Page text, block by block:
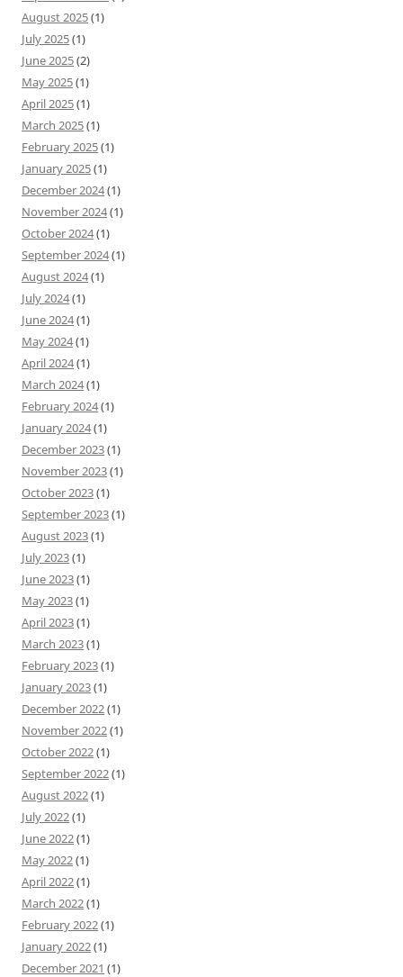
August 2025(1)
July 2025(1)
June 2025(2)
May 2025(1)
April 2025(1)
March 2025(1)
February 2025(1)
January 2025(1)
December 2024(1)
November 2024(1)
October 2024(1)
September 2024(1)
August 2024(1)
July 2024(1)
June 2024(1)
May 2024(1)
April 2024(1)
March 2024(1)
February 2024(1)
January 2024(1)
December 2023(1)
November 2023(1)
October 2023(1)
September 2023(1)
August 2023(1)
July 2023(1)
June 2023(1)
May 2023(1)
April 2023(1)
March 2023(1)
February 2023(1)
January 2023(1)
December 2022(1)
November 2022(1)
October 2022(1)
September 2022(1)
August 2022(1)
July 2022(1)
June 2022(1)
May 2022(1)
April 2022(1)
March 2022(1)
February 2022(1)
January 2022(1)
December 2021 (1)